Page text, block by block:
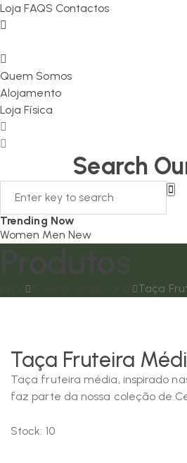
Loja FAQS Contactos
Quem Somos
Alojamento
Loja Física
Search
Trending Now
Women Men New
Taça
Taça Fruteira
Taça fruteira média, inspirado
faz parte da nossa coleção de
Stock: 10